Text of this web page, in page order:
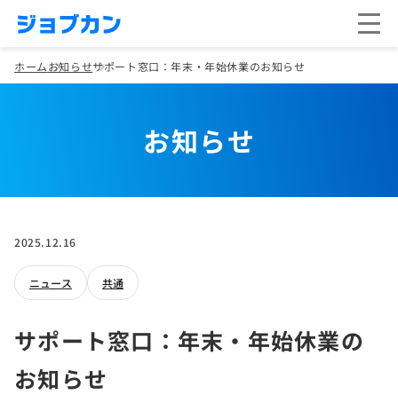
ホームお知らせサポート窓口：年末・年始休業のお知らせ
お知らせ
2025.12.16
ニュース 共通
サポート窓口：年末・年始休業の
お知らせ